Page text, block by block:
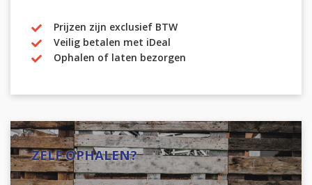
Prijzen zijn exclusief BTW
Veilig betalen met iDeal
Ophalen of laten bezorgen
ZELF OPHALEN?